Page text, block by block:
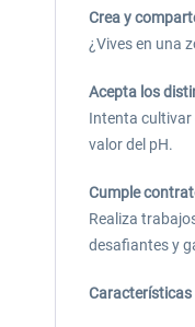
Crea y
¿Vives en una
Acepta los
Intenta cultivar
valor del pH.
Cumple
Realiza
desafiantes y
Características